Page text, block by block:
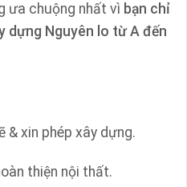
ưa chuộng nhất vì bạn chỉ
dựng Nguyên lo từ A đến
& xin phép xây dựng.
thiện nội thất.